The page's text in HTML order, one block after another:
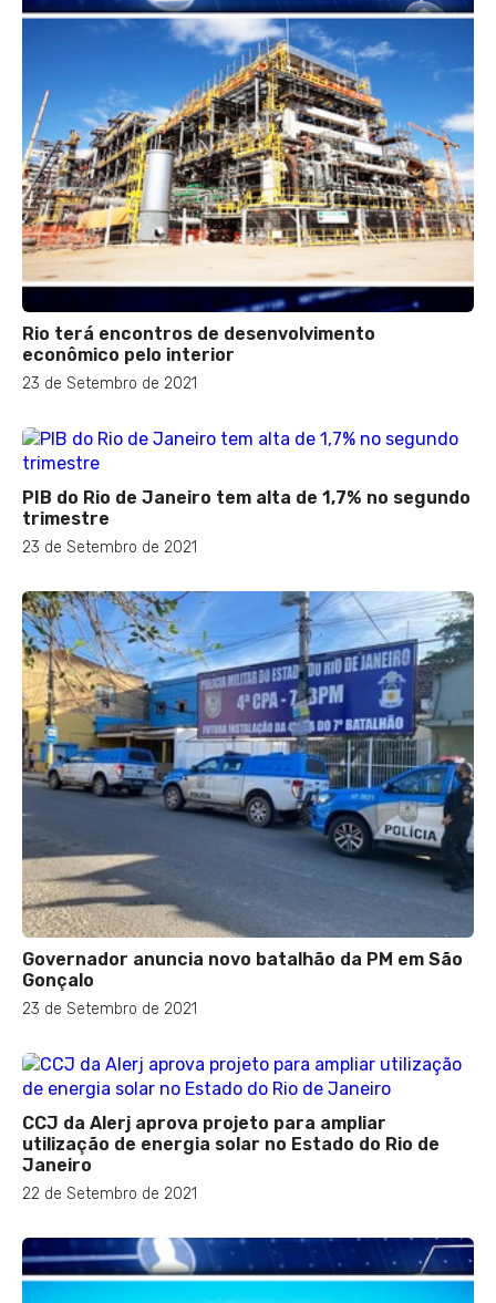
Rio terá encontros de desenvolvimento
econômico pelo interior
23 de Setembro de 2021
PIB do Rio de Janeiro tem alta de 1,7% no segundo
trimestre
23 de Setembro de 2021
Governador anuncia novo batalhão da PM em São
Gonçalo
23 de Setembro de 2021
CCJ da Alerj aprova projeto para ampliar
utilização de energia solar no Estado do Rio de
Janeiro
22 de Setembro de 2021